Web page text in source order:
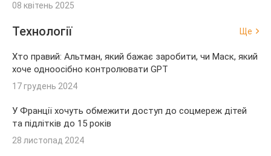
08 квітень 2025
Технології Ще
Хто правий: Альтман, який бажає заробити, чи Маск, який
хоче одноосібно контролювати GPT
17 грудень 2024
У Франції хочуть обмежити доступ до соцмереж дітей
та підлітків до 15 років
28 листопад 2024